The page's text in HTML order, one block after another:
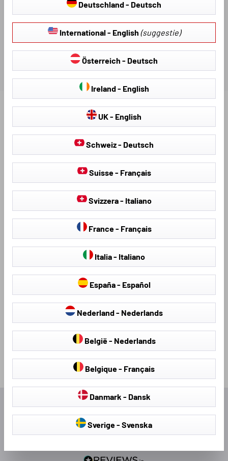
Ontdek meer producten voor uw voertuig:
Stoelhoezen &
Stoelbekleding
hagelschermhoezen
Uitstekend
4,54Gemiddeld
Deutschland - Deutsch
International - English (suggestie)
Österreich - Deutsch
Ireland - English
UK - English
Schweiz - Deutsch
Suisse - Français
Svizzera - Italiano
France - Français
Italia - Italiano
España - Español
Nederland - Nederlands
België - Nederlands
Belgique - Français
Danmark - Dansk
Sverige - Svenska